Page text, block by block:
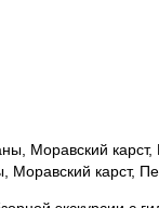
Моравский карст,